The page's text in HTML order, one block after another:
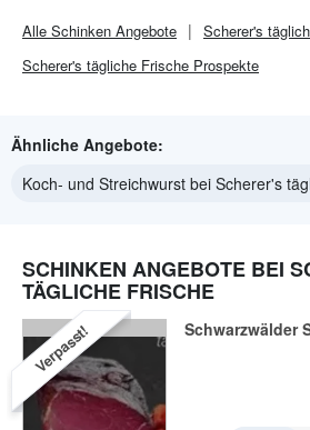
Alle Schinken Angebote Scherer's
Scherer's tägliche Frische Prospekte
Ähnliche Angebote:
Koch- und Streichwurst bei Scherer's
SCHINKEN ANGEBOTE BEI
TÄGLICHE FRISCHE
Verpasst! Schwarzwälder